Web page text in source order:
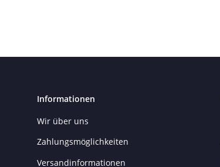
Informationen
Wir über uns
Zahlungsmöglichkeiten
Versandinformationen